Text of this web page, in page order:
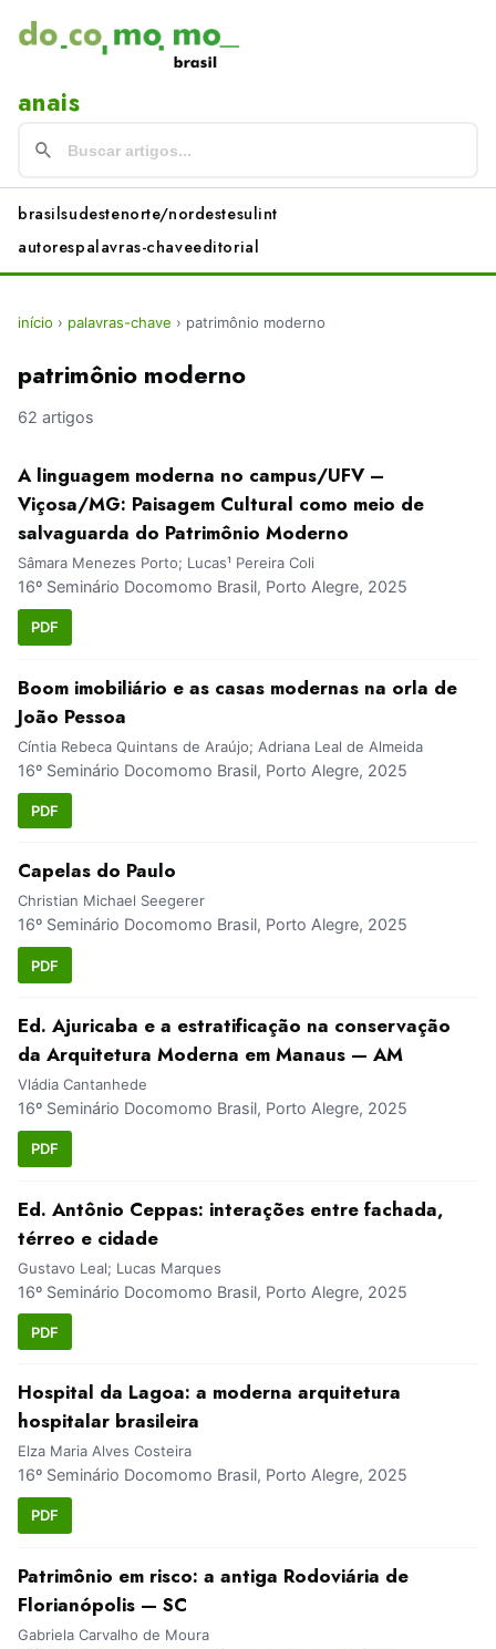
anais
brasilsudestenorte/nordestesulint
autorespalavras-chaveeditorial
início › palavras-chave › patrimônio moderno
patrimônio moderno
62 artigos
A linguagem moderna no campus/UFV –
Viçosa/MG: Paisagem Cultural como meio de
salvaguarda do Patrimônio Moderno
Sâmara Menezes Porto; Lucas¹ Pereira Coli
16º Seminário Docomomo Brasil, Porto Alegre, 2025
PDF
Boom imobiliário e as casas modernas na orla de
João Pessoa
Cíntia Rebeca Quintans de Araújo; Adriana Leal de Almeida
16º Seminário Docomomo Brasil, Porto Alegre, 2025
PDF
Capelas do Paulo
Christian Michael Seegerer
16º Seminário Docomomo Brasil, Porto Alegre, 2025
PDF
Ed. Ajuricaba e a estratificação na conservação
da Arquitetura Moderna em Manaus — AM
Vládia Cantanhede
16º Seminário Docomomo Brasil, Porto Alegre, 2025
PDF
Ed. Antônio Ceppas: interações entre fachada,
térreo e cidade
Gustavo Leal; Lucas Marques
16º Seminário Docomomo Brasil, Porto Alegre, 2025
PDF
Hospital da Lagoa: a moderna arquitetura
hospitalar brasileira
Elza Maria Alves Costeira
16º Seminário Docomomo Brasil, Porto Alegre, 2025
PDF
Patrimônio em risco: a antiga Rodoviária de
Florianópolis — SC
Gabriela Carvalho de Moura